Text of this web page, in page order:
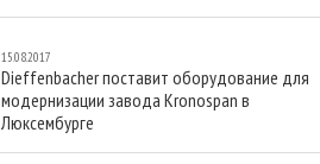
15.08.2017
Dieffenbacher поставит оборудование для
модернизации завода Kronospan в
Люксембурге